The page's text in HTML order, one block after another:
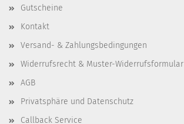
Gutscheine
Kontakt
Versand- & Zahlungsbedingungen
Widerrufsrecht & Muster-Widerrufsformular
AGB
Privatsphäre und Datenschutz
Callback Service